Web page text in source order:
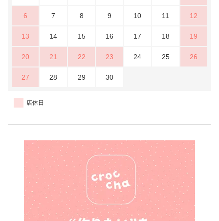
6 7 8 9 10 11 12
13 14 15 16 17 18 19
20 21 22 23 24 25 26
27 28 29 30
店休日